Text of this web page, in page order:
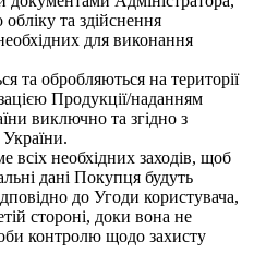
та здійснення
для виконання
та обробляються на території
Продукції/наданням
виключно та згідно з
всіх необхідних заходів, щоб
дані Покупця будуть
до Угоди користувача,
стороні, доки вона не
контролю щодо захисту